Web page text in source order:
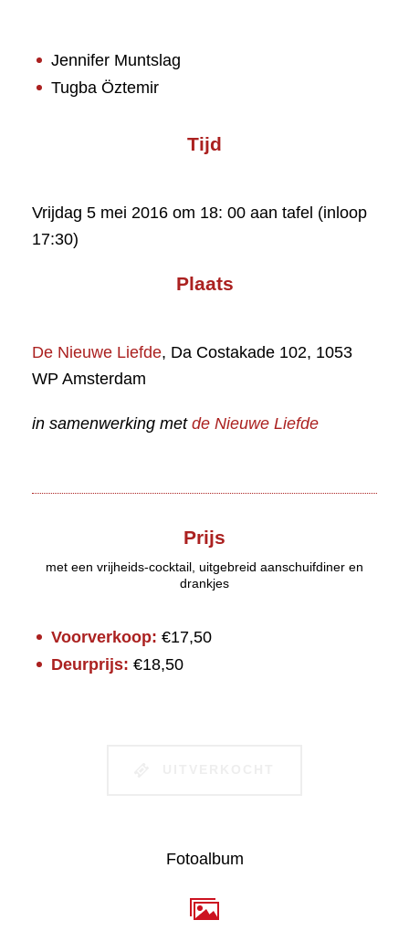
Jennifer Muntslag
Tugba Öztemir
Tijd
Vrijdag 5 mei 2016 om 18: 00 aan tafel (inloop
17:30)
Plaats
De Nieuwe Liefde, Da Costakade 102, 1053
WP Amsterdam
in samenwerking met de Nieuwe Liefde
Prijs
met een vrijheids-cocktail, uitgebreid aanschuifdiner en
drankjes
Voorverkoop: €17,50
Deurprijs: €18,50
Fotoalbum